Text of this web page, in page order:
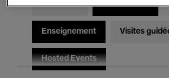
Pour tous Kids’ Palace
Enseignement Visites
Hosted Events